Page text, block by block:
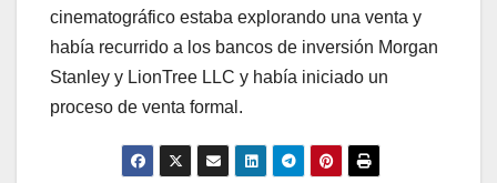
cinematográfico estaba explorando una venta y
había recurrido a los bancos de inversión Morgan
Stanley y LionTree LLC y había iniciado un
proceso de venta formal.